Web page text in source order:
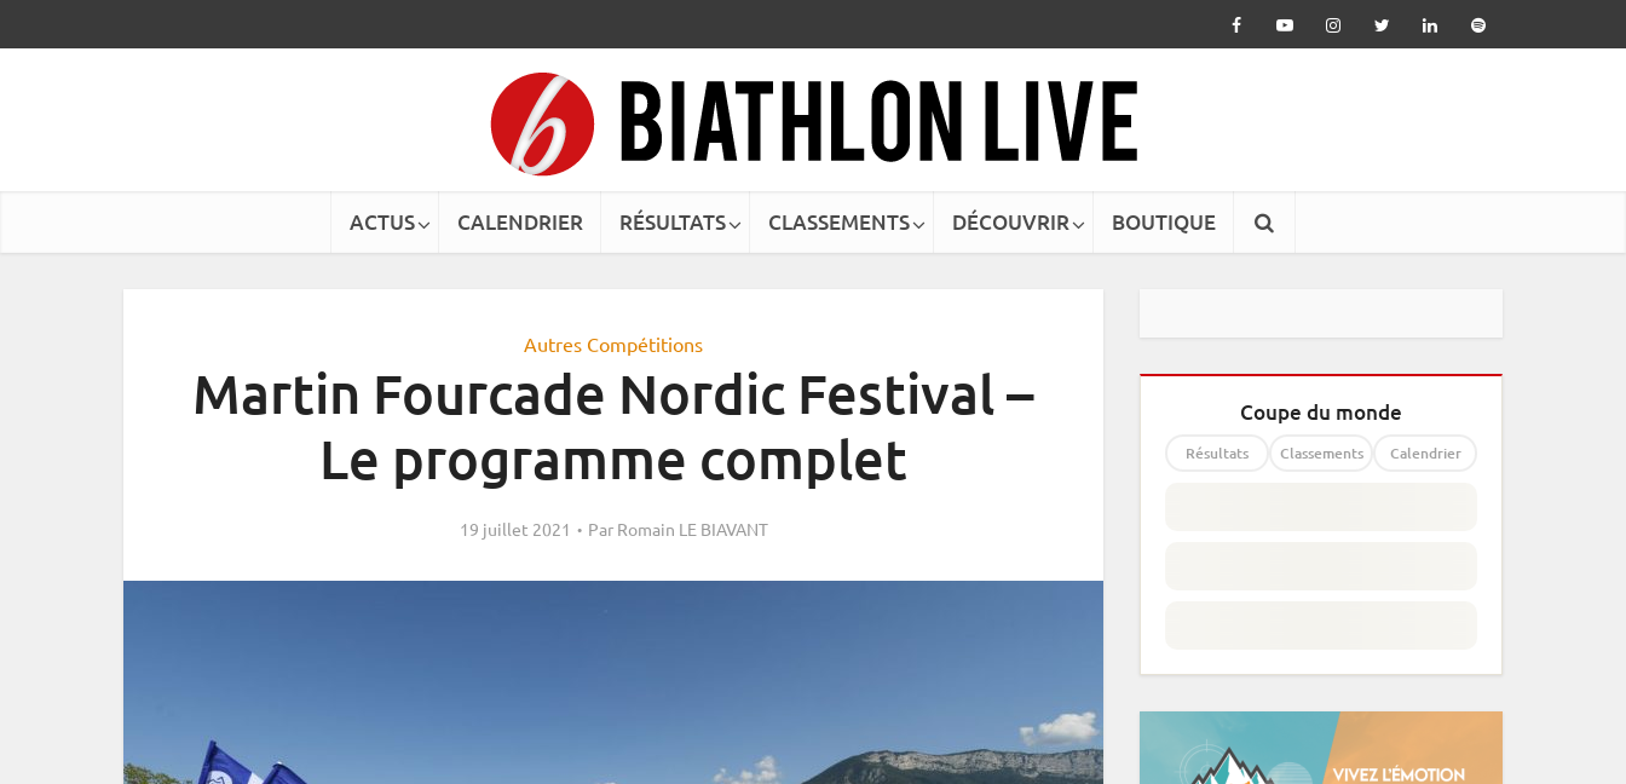
ACTUS CALENDRIER RÉSULTATS CLASSEMENTS DÉCOUVRIR BOUTIQUE
Autres Compétitions
Martin Fourcade Nordic Festival –
Le programme complet
19 juillet 2021 Par Romain LE BIAVANT
Coupe du monde
Résultats Classements Calendrier